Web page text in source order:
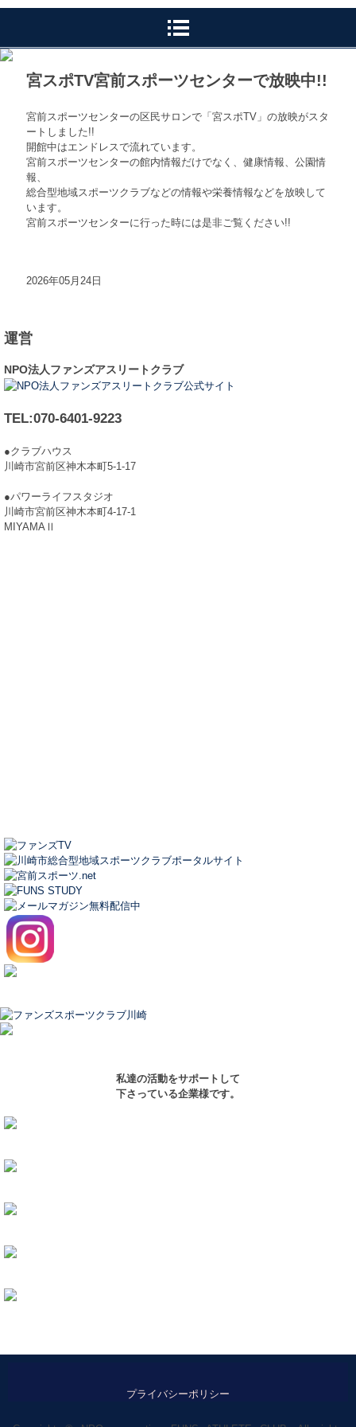
宮スポTV宮前スポーツセンターで放映中!!
宮前スポーツセンターの区民サロンで「宮スポTV」の放映がスタ
ートしました!!
開館中はエンドレスで流れています。
宮前スポーツセンターの館内情報だけでなく、健康情報、公園情
報、
総合型地域スポーツクラブなどの情報や栄養情報などを放映して
います。
宮前スポーツセンターに行った時には是非ご覧ください!!
2026年05月24日
運営
NPO法人ファンズアスリートクラブ
TEL:070-6401-9223
●クラブハウス
川崎市宮前区神木本町5-1-17
●パワーライフスタジオ
川崎市宮前区神木本町4-17-1
MIYAMAⅡ
私達の活動をサポートして
下さっている企業様です。
プライバシーポリシー